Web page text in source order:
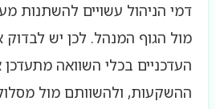
דמי הניהול עשויים להשתנות
מול הגוף המנהל. לכן יש לבדוק
העדכניים בכלי השוואה מתעדכן
ההשקעות, ולהשוותם מול